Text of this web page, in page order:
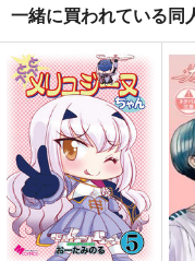
陣中勤務抜粋 飯盒炊
爨の栞
辛子工房
専売 550円（税込）
ミリタリー
サンプル
ア
の5
日
一緒に買われている同